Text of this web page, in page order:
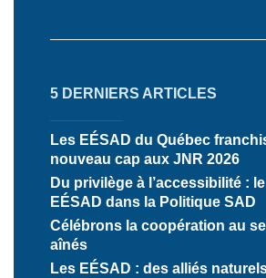
5 DERNIERS ARTICLES
Les EÉSAD du Québec
nouveau cap aux JNR 2026
Du privilège à l’accessibilité :
EÉSAD dans la Politique SAD
Célébrons la coopération au
aînés
Les EÉSAD : des alliés